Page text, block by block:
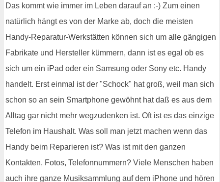
Das kommt wie immer im Leben darauf an :-) Zum einen
natürlich hängt es von der Marke ab, doch die meisten
Handy-Reparatur-Werkstätten können sich um alle gängigen
Fabrikate und Hersteller kümmern, dann ist es egal ob es
sich um ein iPad oder ein Samsung oder Sony etc. Handy
handelt. Erst einmal ist der "Schock" hat groß, weil man sich
schon so an sein Smartphone gewöhnt hat daß es aus dem
Alltag gar nicht mehr wegzudenken ist. Oft ist es das einzige
Telefon im Haushalt. Was soll man jetzt machen wenn das
Handy beim Reparieren ist? Was ist mit den ganzen
Kontakten, Fotos, Telefonnummern? Viele Menschen haben
auch ihre ganze Musiksammlung auf dem iPhone und hören